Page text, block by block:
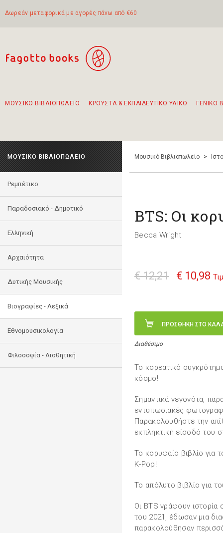
Δωρεάν μεταφορικά με αγορές πάνω από €60
ΜΟΥΣΙΚΟ ΒΙΒΛΙΟΠΩΛΕΙΟ ΚΡΟΥΣΤΑ & ΕΚΠΑΙΔΕΥΤΙΚΟ ΥΛΙΚΟ ΓΕΝΙΚΟ
ΜΟΥΣΙΚΟ ΒΙΒΛΙΟΠΩΛΕΙΟ
Ρεμπέτικο
Παραδοσιακό - Δημοτικό
Ελληνική
Αρχαιότητα
Δυτικής Μουσικής
Βιογραφίες - Λεξικά
Εθνομουσικολογία
Φιλοσοφία - Αισθητική
Μουσικό Βιβλιοπωλείο >
ΒΤS: Oι
Becca Wright
€ 12,21 € 10,98
ΠΡΟΣΘΗΚΗ ΣΤΟ
Διαθέσιμο
Το κορεατικό
κόσμο!
Σημαντικά γεγονότα,
εντυπωσιακές
Παρακολουθήστε την
εκπληκτική είσοδό του
Το κορυφαίο βιβλίο για
K-Pop!
Το απόλυτο βιβλίο για
Οι BTS γράφουν ιστορία
του 2021, έδωσαν μια
παρακολούθησαν